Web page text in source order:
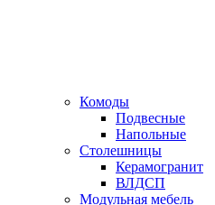
Комоды
Подвесные
Напольные
Столешницы
Керамогранит
ВЛДСП
Модульная мебель